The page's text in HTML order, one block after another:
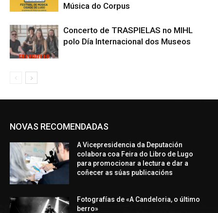
Música do Corpus
Concerto de TRASPIELAS no MIHL
polo Día Internacional dos Museos
NOVAS RECOMENDADAS
A Vicepresidencia da Deputación
colabora coa Feira do Libro de Lugo
para promocionar a lectura e dar a
coñecer as súas publicacións
Fotografías de «A Candeloria, o último
berro»